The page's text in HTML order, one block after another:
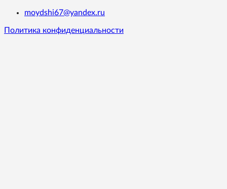
moydshi67@yandex.ru
Политика конфиденциальности